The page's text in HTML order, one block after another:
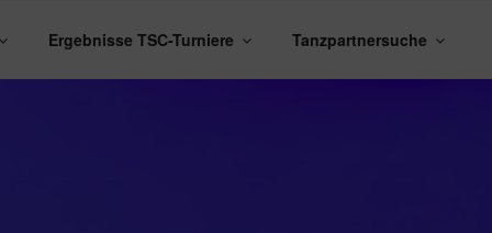
Ergebnisse TSC-Turniere Tanzpartnersuche